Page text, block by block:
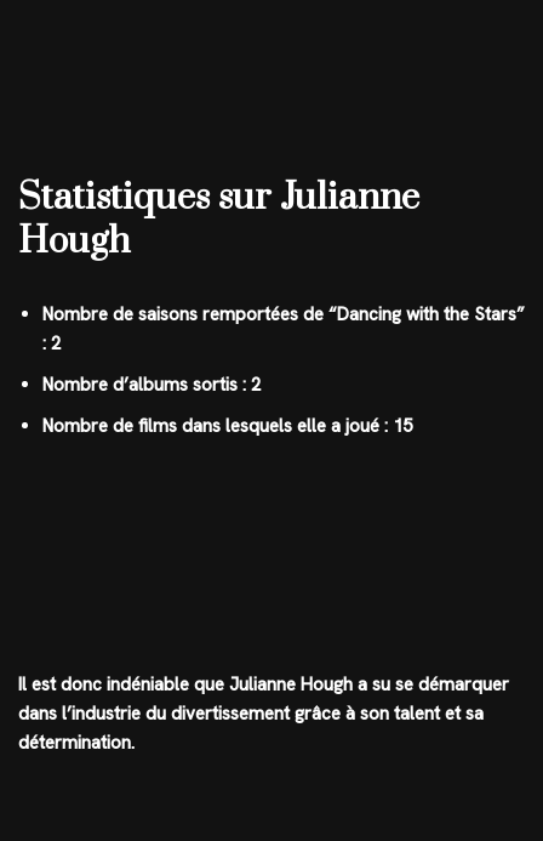
Statistiques sur Julianne
Hough
Nombre de saisons remportées de “Dancing with the Stars”
: 2
Nombre d’albums sortis : 2
Nombre de films dans lesquels elle a joué : 15
Il est donc indéniable que Julianne Hough a su se démarquer
dans l’industrie du divertissement grâce à son talent et sa
détermination.